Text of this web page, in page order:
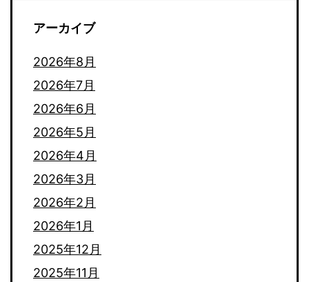
アーカイブ
2026年8月
2026年7月
2026年6月
2026年5月
2026年4月
2026年3月
2026年2月
2026年1月
2025年12月
2025年11月